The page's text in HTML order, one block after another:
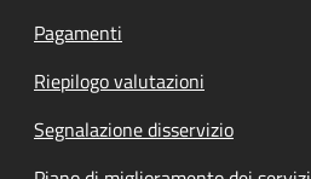
Pagamenti
Riepilogo valutazioni
Segnalazione disservizio